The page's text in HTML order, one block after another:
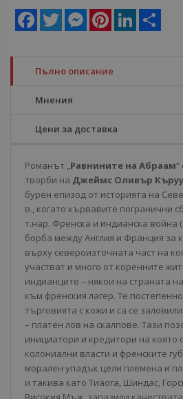
Facebook
Twitter MessengerPinterestLinkedIn
Пълно описание
Мнения
Цени за доставка
Романът „Равнините на Абраам
творби на Джеймс Оливър
бурен епизод от историята на
в., когато кървавите погранични
т.нар. Френска и индианска война
борба между Англия и Франция за
върху североизточната част на
участват и много от коренните
индианците – някои на страната
към френския лагер. Те
търговията с кожи и са се
– платен лов на скалпове. Тази
инициатори и кредитори на която
колониални власти и френските
морален упадък цели племена и
и такива като Тиаога, Шиндас,